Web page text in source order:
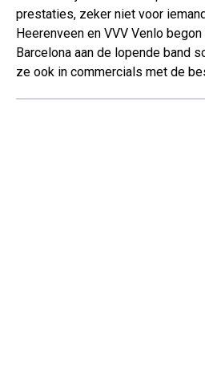
prestaties, zeker niet voor
Heerenveen en VVV Venlo
Barcelona aan de lopende band
ze ook in commercials met de